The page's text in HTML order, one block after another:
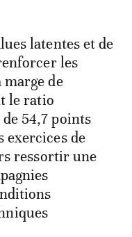
latentes et de
les
de
le ratio
54,7 points
exercices de
ressortir une